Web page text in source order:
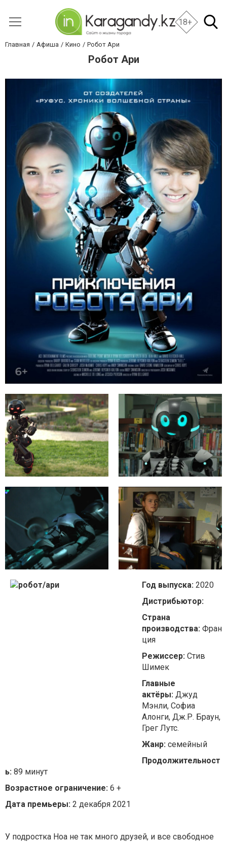
18+
Главная Афиша Кино Робот Ари
Робот Ари
Год выпуска: 2020
Дистрибьютор:
Страна
производства: Фран
ция
Режиссер: Стив
Шимек
Главные
актёры: Джуд
Мэнли, Софиа
Алонги, Дж.Р. Браун,
Грег Лутс.
Жанр: семейный
Продолжительност
ь: 89 минут
Возрастное ограничение: 6 +
Дата премьеры: 2 декабря 2021
У подростка Ноа не так много друзей, и все свободное